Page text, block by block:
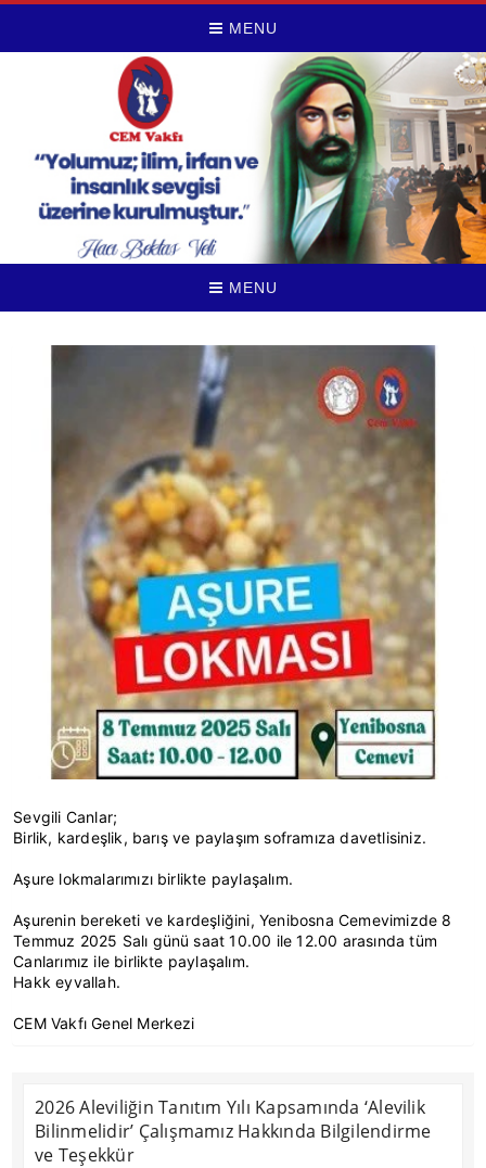
MENU
MENU
Sevgili Canlar;
Birlik, kardeşlik, barış ve paylaşım soframıza davetlisiniz.
Aşure lokmalarımızı birlikte paylaşalım.
Aşurenin bereketi ve kardeşliğini, Yenibosna Cemevimizde 8
Temmuz 2025 Salı günü saat 10.00 ile 12.00 arasında tüm
Canlarımız ile birlikte paylaşalım.
Hakk eyvallah.
CEM Vakfı Genel Merkezi
2026 Aleviliğin Tanıtım Yılı Kapsamında ‘Alevilik
Bilinmelidir’ Çalışmamız Hakkında Bilgilendirme
ve Teşekkür